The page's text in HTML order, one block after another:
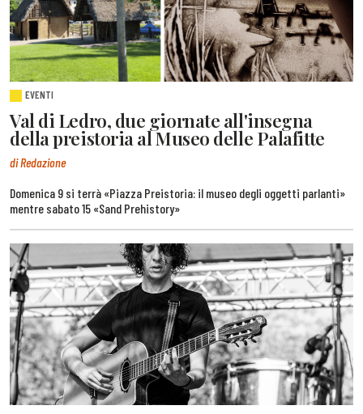
EVENTI
Val di Ledro, due giornate all'insegna
della preistoria al Museo delle Palafitte
di Redazione
Domenica 9 si terrà «Piazza Preistoria: il museo degli oggetti parlanti»
mentre sabato 15 «Sand Prehistory»